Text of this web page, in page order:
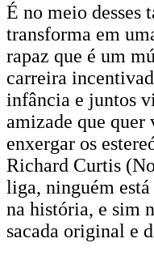
É no meio desses
transforma em
rapaz que é um
carreira
infância e juntos
amizade que
enxergar os
Richard Curtis
liga, ninguém
na história, e sim
sacada original e